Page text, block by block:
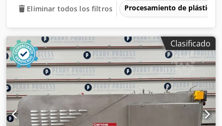
Eliminar todos los filtros Procesamiento de plásticos
Clasificado